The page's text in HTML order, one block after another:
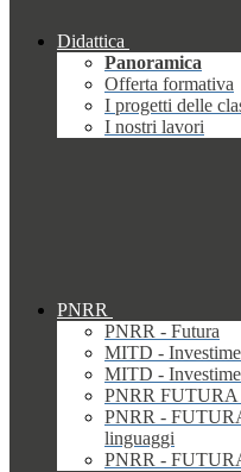
Didattica
Panoramica
Offerta formativa
I progetti delle
I nostri lavori
PNRR
PNRR - Futura
MITD -
MITD -
PNRR FUTURA
PNRR -
linguaggi
PNRR -